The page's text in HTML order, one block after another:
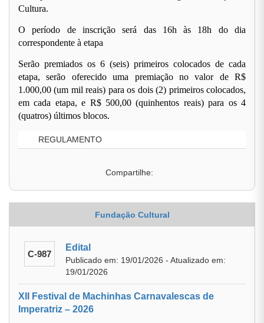
Cultura.
O período de inscrição será das 16h às 18h do dia
correspondente à etapa
Serão premiados os 6 (seis) primeiros colocados de cada
etapa, serão oferecido uma premiação no valor de R$
1.000,00 (um mil reais) para os dois (2) primeiros colocados,
em cada etapa, e R$ 500,00 (quinhentos reais) para os 4
(quatros) últimos blocos.
REGULAMENTO
Compartilhe:
Fundação Cultural
C-987
Edital
Publicado em: 19/01/2026 - Atualizado em:
19/01/2026
XII Festival de Machinhas Carnavalescas de
Imperatriz – 2026